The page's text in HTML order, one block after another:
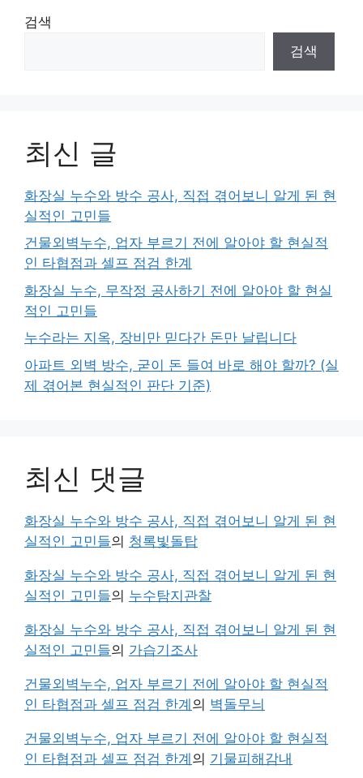
검색
검색
최신 글
화장실 누수와 방수 공사, 직접 겪어보니 알게 된 현
실적인 고민들
건물외벽누수, 업자 부르기 전에 알아야 할 현실적
인 타협점과 셀프 점검 한계
화장실 누수, 무작정 공사하기 전에 알아야 할 현실
적인 고민들
누수라는 지옥, 장비만 믿다간 돈만 날립니다
아파트 외벽 방수, 굳이 돈 들여 바로 해야 할까? (실
제 겪어본 현실적인 판단 기준)
최신 댓글
화장실 누수와 방수 공사, 직접 겪어보니 알게 된 현
실적인 고민들의 청록빛돌탑
화장실 누수와 방수 공사, 직접 겪어보니 알게 된 현
실적인 고민들의 누수탐지관찰
화장실 누수와 방수 공사, 직접 겪어보니 알게 된 현
실적인 고민들의 가습기조사
건물외벽누수, 업자 부르기 전에 알아야 할 현실적
인 타협점과 셀프 점검 한계의 벽돌무늬
건물외벽누수, 업자 부르기 전에 알아야 할 현실적
인 타협점과 셀프 점검 한계의 기물피해감내